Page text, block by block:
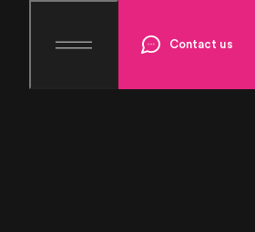
Contact us